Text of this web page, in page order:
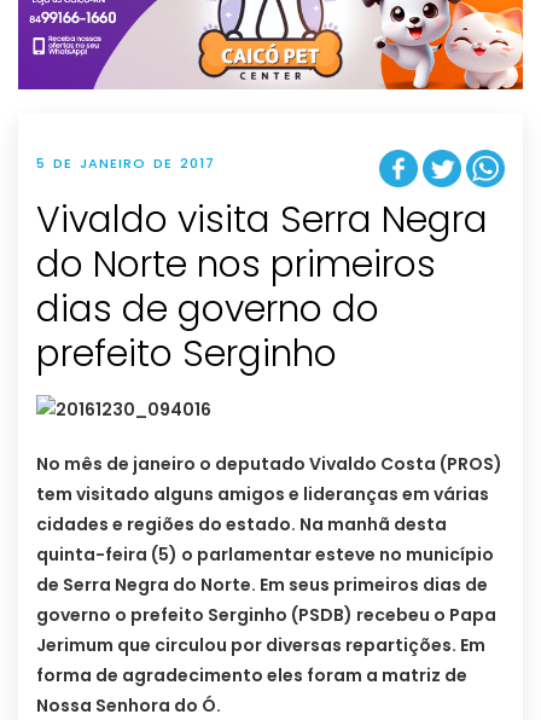
t
i
o
n
5 DE JANEIRO DE 2017
Vivaldo visita Serra Negra
do Norte nos primeiros
dias de governo do
prefeito Serginho
No mês de janeiro o deputado Vivaldo Costa (PROS)
tem visitado alguns amigos e lideranças em várias
cidades e regiões do estado. Na manhã desta
quinta-feira (5) o parlamentar esteve no município
de Serra Negra do Norte. Em seus primeiros dias de
governo o prefeito Serginho (PSDB) recebeu o Papa
Jerimum que circulou por diversas repartições. Em
forma de agradecimento eles foram a matriz de
Nossa Senhora do Ó.